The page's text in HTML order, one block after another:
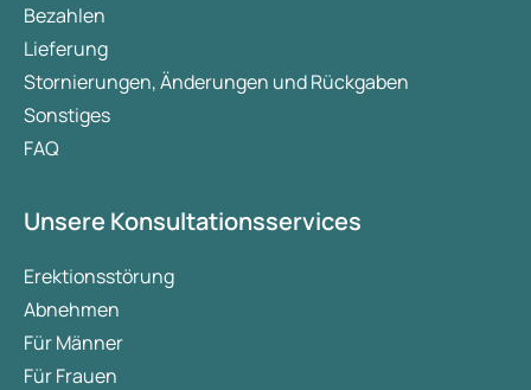
Bezahlen
Lieferung
Stornierungen, Änderungen und Rückgaben
Sonstiges
FAQ
Unsere Konsultationsservices
Erektionsstörung
Abnehmen
Für Männer
Für Frauen